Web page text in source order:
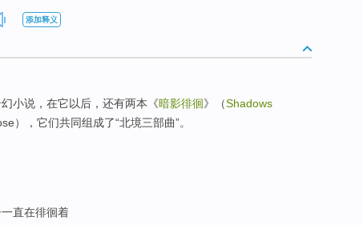
添加释义
小说，在它以后，还有两本《暗影徘徊》（Shadows
），它们共同组成了“北境三部曲”。
直在徘徊着